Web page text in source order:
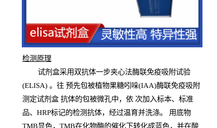
检测原理
试剂盒采用双抗体一步夹心法酶联免疫吸附试验
(ELISA) 。往 预先包被植物果糖吲哚(IAA)酶联免疫吸附
测定试剂盒抗体的包被微孔中，依 次加入标本、标准
品、 HRP标记的检测抗体，经过温育并洗涤。
用底物
TMB显色， TMB在化物酶的催化下转化成蓝色，并在酸